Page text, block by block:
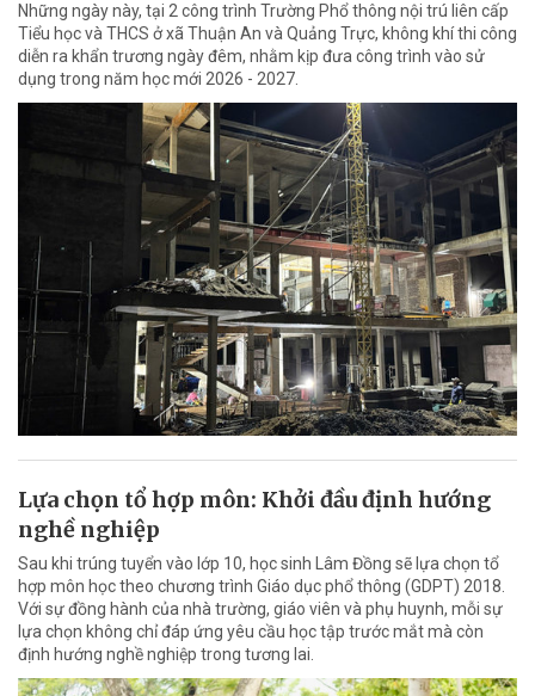
Những ngày này, tại 2 công trình Trường Phổ thông nội trú liên cấp
Tiểu học và THCS ở xã Thuận An và Quảng Trực, không khí thi công
diễn ra khẩn trương ngày đêm, nhằm kịp đưa công trình vào sử
dụng trong năm học mới 2026 - 2027.
Lựa chọn tổ hợp môn: Khởi đầu định hướng
nghề nghiệp
Sau khi trúng tuyển vào lớp 10, học sinh Lâm Đồng sẽ lựa chọn tổ
hợp môn học theo chương trình Giáo dục phổ thông (GDPT) 2018.
Với sự đồng hành của nhà trường, giáo viên và phụ huynh, mỗi sự
lựa chọn không chỉ đáp ứng yêu cầu học tập trước mắt mà còn
định hướng nghề nghiệp trong tương lai.